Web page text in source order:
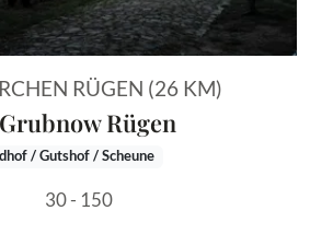
RÜGEN (26 KM)
Rügen
/ Gutshof / Scheune
30 - 150